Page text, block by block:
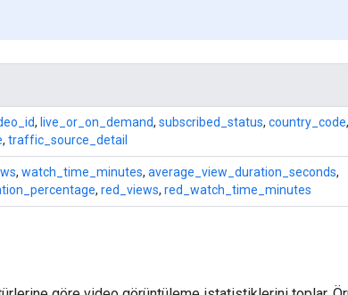
, live_or_on_demand, subscribed_status, country_code,
, traffic_source_detail
, watch_time_minutes, average_view_duration_seconds,
, red_views, red_watch_time_minutes